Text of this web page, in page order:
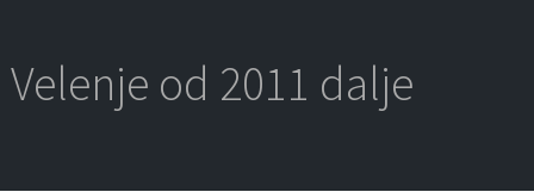
Velenje od 2011 dalje